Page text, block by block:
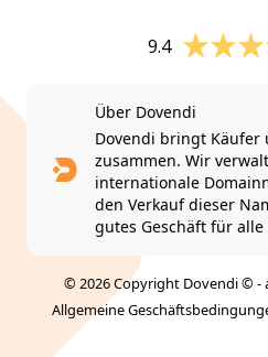
9.4
Über Dovendi
Dovendi bringt Käufer
zusammen. Wir
internationale
den Verkauf dieser
gutes Geschäft für
© 2026 Copyright Dovendi © -
Allgemeine